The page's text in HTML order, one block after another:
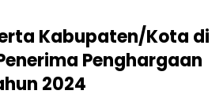
Kabupaten/Kota di
Penghargaan
2024